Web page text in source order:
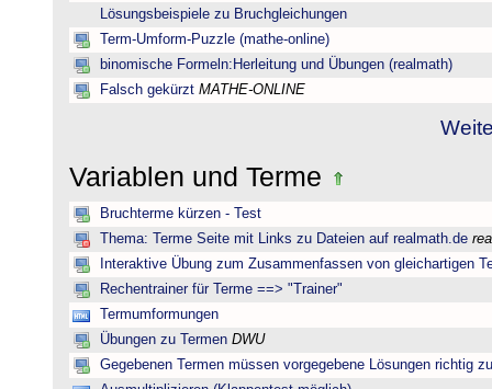
Lösungsbeispiele zu Bruchgleichungen
Term-Umform-Puzzle (mathe-online)
binomische Formeln:Herleitung und Übungen (realmath)
Falsch gekürzt MATHE-ONLINE
Variablen und Terme
Bruchterme kürzen - Test
Thema: Terme Seite mit Links zu Dateien auf realmath.de
Interaktive Übung zum Zusammenfassen von gleichartigen
Rechentrainer für Terme ==> "Trainer"
Termumformungen
Übungen zu Termen DWU
Gegebenen Termen müssen vorgegebene Lösungen richtig